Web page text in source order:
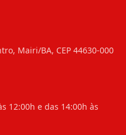
Mairi/BA, CEP 44630-000
12:00h e das 14:00h às